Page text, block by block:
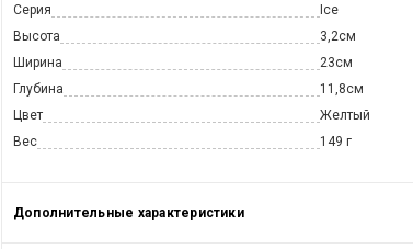
Серия
Ice
Высота
3,2см
Ширина
23см
Глубина
11,8см
Цвет
Желтый
Вес
149 г
Дополнительные характеристики